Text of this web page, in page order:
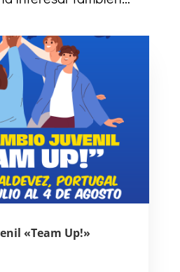
«Team Up!»